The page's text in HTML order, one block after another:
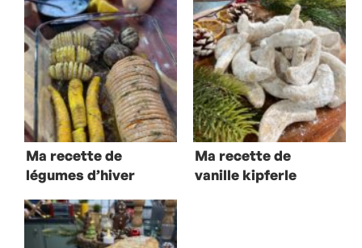
Ma recette de
légumes d’hiver
Ma recette de
vanille kipferle